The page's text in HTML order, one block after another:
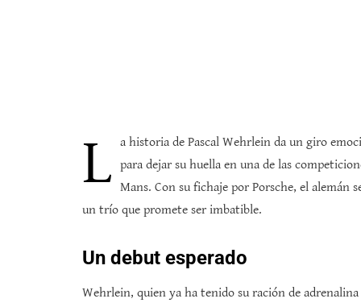
L a historia de Pascal Wehrlein da un giro
para dejar su huella en una de las
Mans. Con su fichaje por Porsche, el alemán
un trío que promete ser imbatible.
Un debut esperado
Wehrlein, quien ya ha tenido su ración de